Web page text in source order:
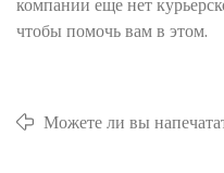
чтобы помочь вам в этом.
Можете ли вы